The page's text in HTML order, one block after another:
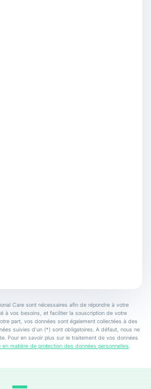
Care sont nécessaires afin de répondre à votre
à vos besoins, et faciliter la souscription de votre
part, vos données sont également collectées à des
suivies d’un (*) sont obligatoires. A défaut, nous ne
Pour en savoir plus sur le traitement de vos données
en matière de protection des données personnelles